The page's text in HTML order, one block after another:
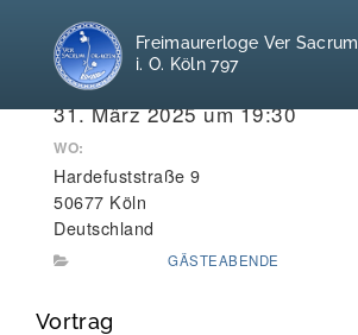
Freimaurerloge Ver Sacrum
i. O. Köln 797
WANN:
31. März 2025 um 19:30
WO:
Hardefuststraße 9
50677 Köln
Deutschland
GÄSTEABENDE
Vortrag